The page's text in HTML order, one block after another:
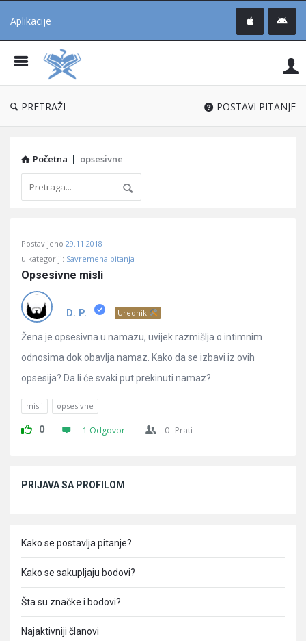
Aplikacije
®
PRETRAŽI POSTAVI PITANJE
Početna | opsesivne
Učene
Latest
Pitanja
Postavljeno 29.11.2018
u kategoriji: Savremena pitanja
Opsesivne misli
D. P. Urednik
Žena je opsesivna u namazu, uvijek razmišlja o intimnim
odnosima dok obavlja namaz. Kako da se izbavi iz ovih
opsesija? Da li će svaki put prekinuti namaz?
misli opsesivne
0 1 Odgovor 0 Prati
PRIJAVA SA PROFILOM
Kako se postavlja pitanje?
Kako se sakupljaju bodovi?
Šta su značke i bodovi?
Najaktivniji članovi